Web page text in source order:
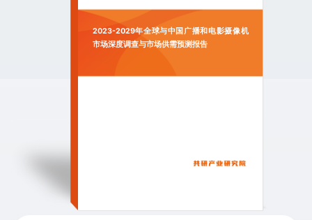
2023-2029年全球与中国广播和电影摄像机
市场深度调查与市场供需预测报告